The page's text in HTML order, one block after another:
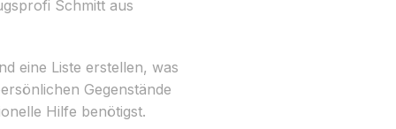
Schmitt aus
eine Liste erstellen, was
Gegenstände
Hilfe benötigst.